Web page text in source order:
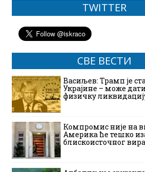
TWITTER
СВЕ ВЕСТИ
Васиљев: Трамп је
Украјине – може
физичку
Компромис није на
Америка ће тешко
блискоисточног вира